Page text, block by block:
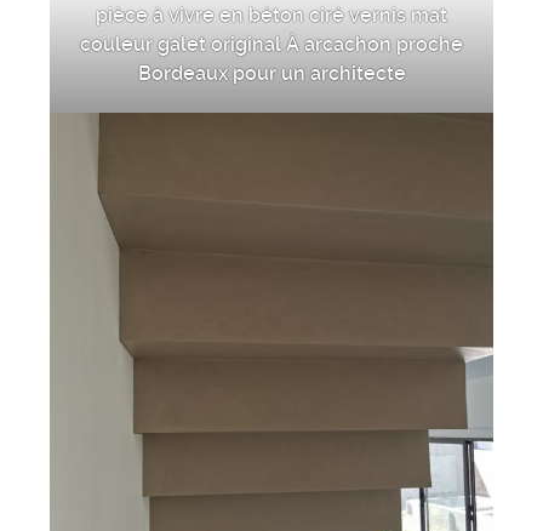
pièce à vivre en béton ciré vernis mat
couleur galet original À arcachon proche
Bordeaux pour un architecte